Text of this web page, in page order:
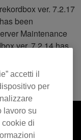
ver. 7.2.17
been
Maintenance
ver. 7.2.14 has
rekordbox.com
7.2.10 has been
accetti il
per
lavoro su
cookie di